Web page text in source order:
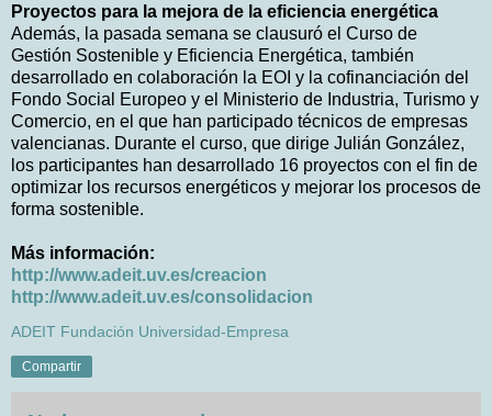
Proyectos para la mejora de la eficiencia energética
Además, la pasada semana se clausuró el Curso de
Gestión Sostenible y Eficiencia Energética, también
desarrollado en colaboración la EOI y la cofinanciación del
Fondo Social Europeo y el Ministerio de Industria, Turismo y
Comercio, en el que han participado técnicos de empresas
valencianas. Durante el curso, que dirige Julián González,
los participantes han desarrollado 16 proyectos con el fin de
optimizar los recursos energéticos y mejorar los procesos de
forma sostenible.
Más información:
http://www.adeit.uv.es/creacion
http://www.adeit.uv.es/consolidacion
ADEIT Fundación Universidad-Empresa
Compartir